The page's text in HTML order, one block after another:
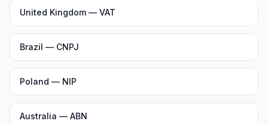
United Kingdom — VAT
Brazil — CNPJ
Poland — NIP
Australia — ABN